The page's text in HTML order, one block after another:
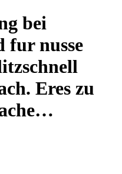
bei
fur nusse
Eres zu